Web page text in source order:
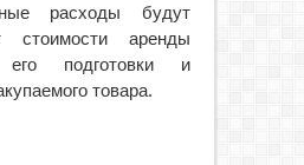
расходы будут
стоимости аренды
его подготовки и
товара.